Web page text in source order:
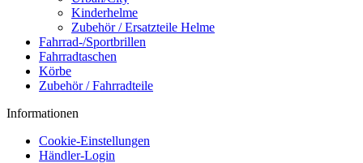
Kinderhelme
Zubehör / Ersatzteile Helme
Fahrrad-/Sportbrillen
Fahrradtaschen
Körbe
Zubehör / Fahrradteile
Informationen
Cookie-Einstellungen
Händler-Login